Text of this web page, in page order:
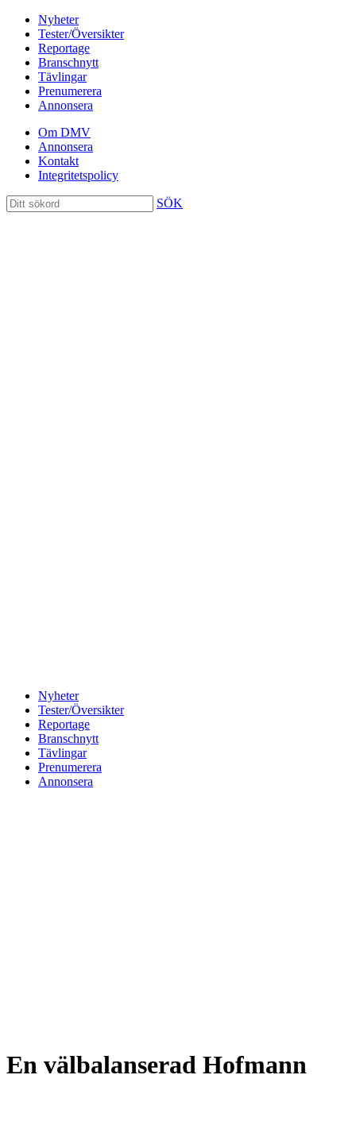
Nyheter
Tester/Översikter
Reportage
Branschnytt
Tävlingar
Prenumerera
Annonsera
Om DMV
Annonsera
Kontakt
Integritetspolicy
SÖK
Nyheter
Tester/Översikter
Reportage
Branschnytt
Tävlingar
Prenumerera
Annonsera
En välbalanserad Hofmann